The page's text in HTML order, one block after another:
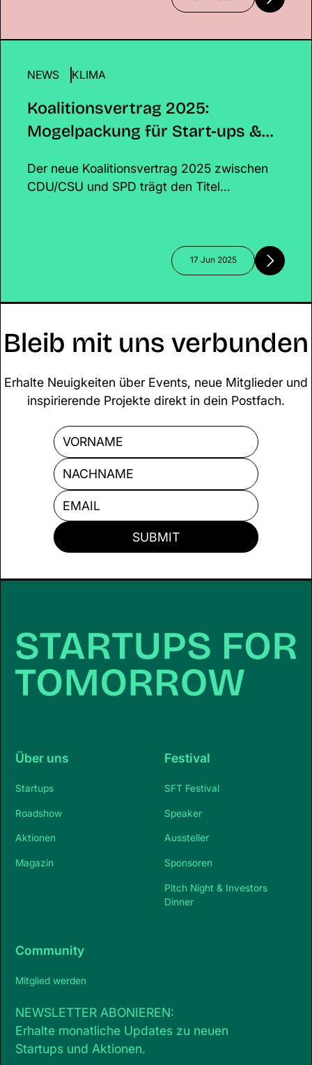
NEWS KLIMA
Koalitionsvertrag 2025:
Mogelpackung für Start-ups &
Der neue Koalitionsvertrag 2025 zwischen
CDU/CSU und SPD trägt den Titel
Während wirtschaftliche Stabilität und
Digitalisierung im Vordergrund stehen,
Förderung auf der Strecke.
17 Jun 2025
Koalitionsvertrag 2025: Mogelpackung für Start-
Bleib mit uns verbunden
Erhalte Neuigkeiten über Events, neue Mitglieder und
inspirierende Projekte direkt in dein Postfach.
Über uns
Startups
Roadshow
Aktionen
Magazin
Festival
SFT Festival
Speaker
Aussteller
Sponsoren
Pitch Night & Investors
Dinner
Community
Mitglied werden
NEWSLETTER ABONIEREN:
Erhalte monatliche Updates zu neuen
Startups und Aktionen.